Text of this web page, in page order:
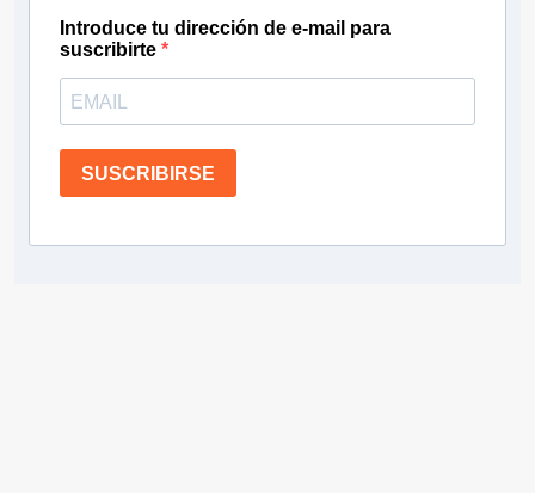
Introduce tu dirección de e-mail para
suscribirte
SUSCRIBIRSE